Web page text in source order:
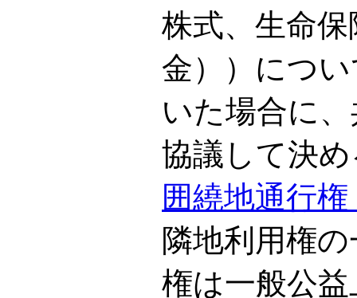
株式、生命
金））につ
いた場合に
協議して決
囲繞地通行
隣地利用権
権は一般公